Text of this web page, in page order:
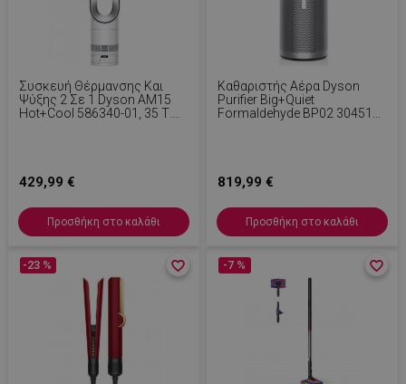
Συσκευή Θέρμανσης Και
Ψύξης 2 Σε 1 Dyson AM15
Hot+Cool 586340-01, 35 Τ.μ.,
429,99 €
Προσθήκη στο καλάθι
Καθαριστής Αέρα Dyson
Purifier Big+Quiet
Formaldehyde BP02 304511-
Ασημί
819,99 €
Προσθήκη στο καλάθι
-23 % favorite_border
favorite_border -7 % favorite_border
favorite_border